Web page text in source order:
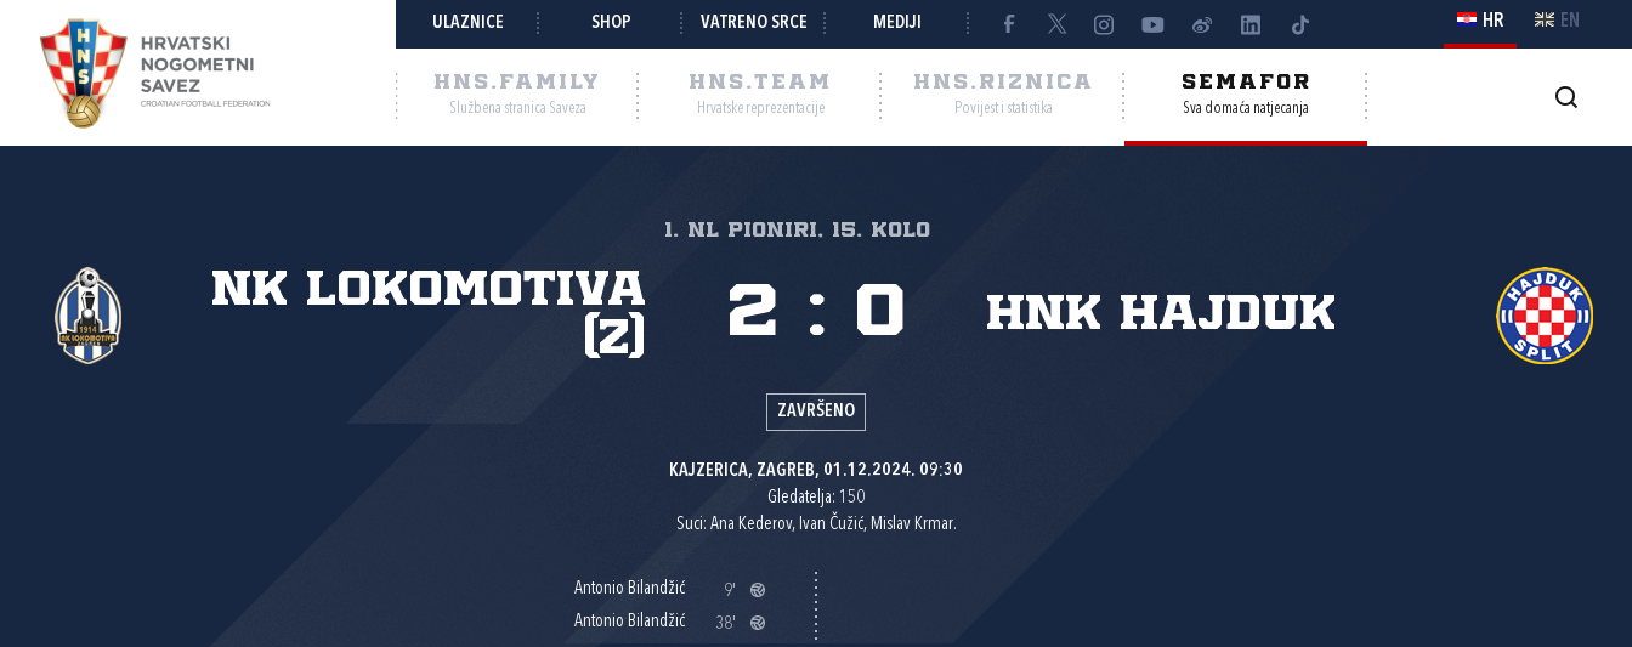
ULAZNICE SHOP VATRENO SRCE MEDIJI HR EN
HNS.FAMILY
Službena stranica Saveza
HNS.TEAM
Hrvatske reprezentacije
HNS.RIZNICA
Povijest i statistika
SEMAFOR
Sva domaća natjecanja
1. NL pioniri, 15. kolo
NK Lokomotiva
(Z)
HNK Hajduk
2 : 0
ZAVRŠENO
KAJZERICA, ZAGREB, 01.12.2024. 09:30
Gledatelja: 150
Suci: Ana Kederov, Ivan Čužić, Mislav Krmar.
Antonio Bilandžić
9'
Antonio Bilandžić
38'